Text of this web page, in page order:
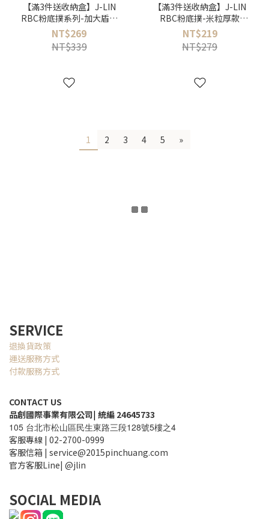
【滿3件送收納盒】J-LIN
RBC粉底撲系列-加大盾型
款（2入/包）
NT$269
NT$339
【滿3件送收納盒】J-LIN
RBC粉底撲-米粒厚款
BG554
NT$219
NT$279
1 2 3 4 5 »
SERVICE
退換貨政策
運送服務方式
付款服務方式
CONTACT US
品創國際事業有限公司| 統編 24645733
105 台北市松山區民生東路三段128號5樓之4
客服專線 | 02-2700-0999
客服信箱 | service@2015pinchuang.com
官方客服Line| @jlin
SOCIAL MEDIA